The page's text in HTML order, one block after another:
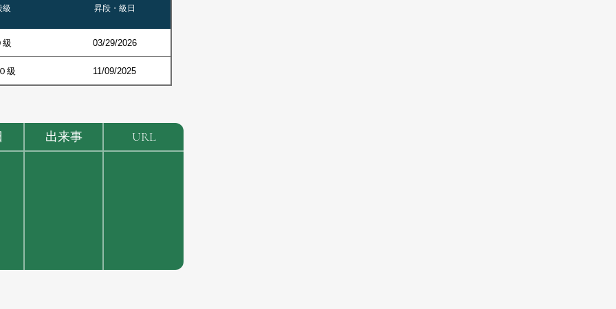
級 昇段・級日
級 03/29/2026
級 11/09/2025
出来事 URL